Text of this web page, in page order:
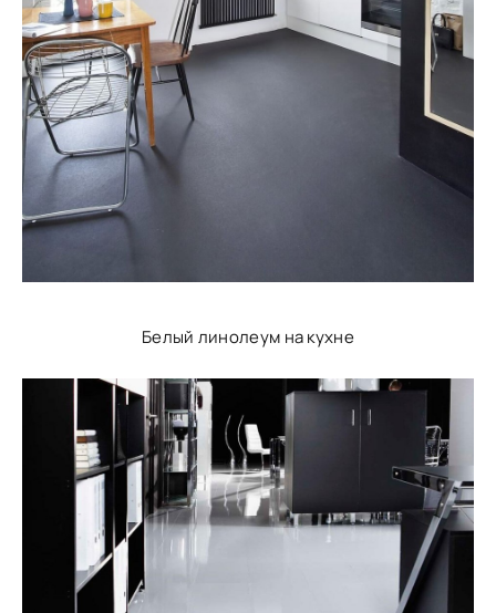
Белый линолеум на кухне